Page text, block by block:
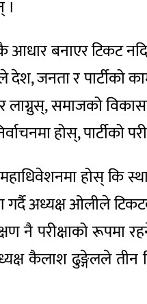
।
बनाएर टिकट
जनता र पार्टीको
समाजको
होस्, पार्टीको
होस् कि
अध्यक्ष ओलीले टिकटका
नै परीक्षाको रूपमा
कैलाश ढुङ्गेलले